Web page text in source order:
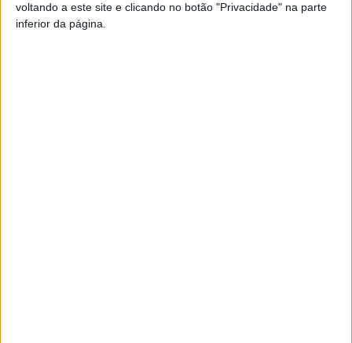
voltando a este site e clicando no botão "Privacidade" na parte
inferior da página.
Artigo anterior